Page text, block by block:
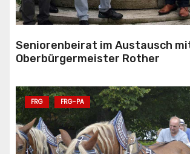
Seniorenbeirat im Austausch
Oberbürgermeister Rother
FRG FRG-PA